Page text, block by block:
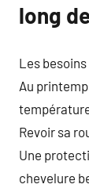
long
Les
Au
Revoir sa
Une
chevelure